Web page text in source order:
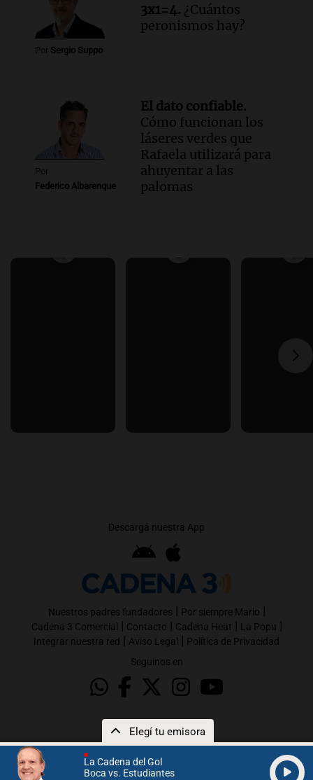
La Cadena del Gol
Boca vs. Estudiantes
Elegí tu emisora
Por Sergio Suppo
3x1=4. ¿Cuántos
peronismos hay?
Por
Federico Albarenque
El dato confiable.
Cómo funcionan los
láseres verdes que
Rafaela utilizará para
ahuyentar a las
palomas
Descargá nuestra App
Nuestros padres fundadores | Por siempre Mario |
Cadena 3 Comercial | Contacto | Cadena Heat | La Popu |
Integrar nuestra red | Aviso Legal | Política de Privacidad
Seguinos en